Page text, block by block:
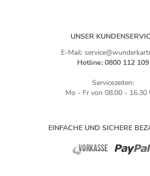
UNSER
E-Mail:
Hotline: 0800 112 109
Servicezeiten:
Mo - Fr von 08.00 - 16.30
EINFACHE UND SICHERE